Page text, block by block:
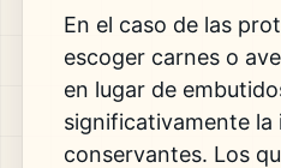
En el caso de las
escoger carnes o
en lugar de
significativamente la
conservantes. Los